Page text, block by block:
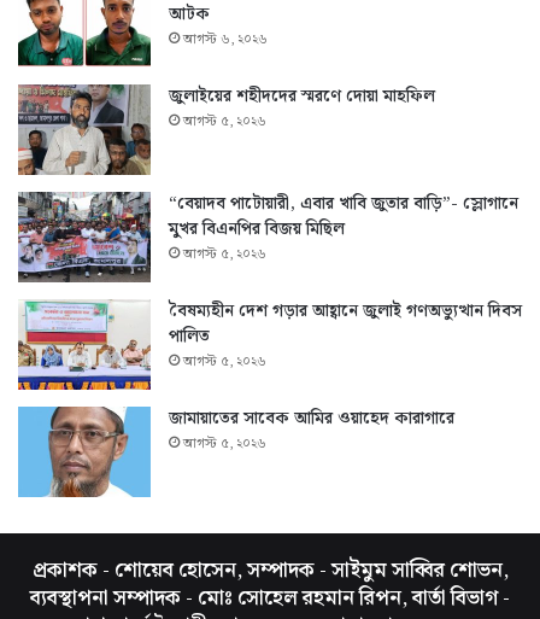
আটক
আগস্ট ৬, ২০২৬
জুলাইয়ের শহীদদের স্মরণে দোয়া মাহফিল
আগস্ট ৫, ২০২৬
“বেয়াদব পাটোয়ারী, এবার খাবি জুতার বাড়ি”- স্লোগানে
মুখর বিএনপির বিজয় মিছিল
আগস্ট ৫, ২০২৬
বৈষম্যহীন দেশ গড়ার আহ্বানে জুলাই গণঅভ্যুত্থান দিবস
পালিত
আগস্ট ৫, ২০২৬
জামায়াতের সাবেক আমির ওয়াহেদ কারাগারে
আগস্ট ৫, ২০২৬
প্রকাশক - শোয়েব হোসেন, সম্পাদক - সাইমুম সাব্বির শোভন,
ব্যবস্থাপনা সম্পাদক - মোঃ সোহেল রহমান রিপন, বার্তা বিভাগ -